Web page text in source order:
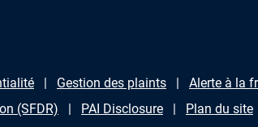
Gestion des plaints Alerte à la
(SFDR)
PAI Disclosure Plan du site